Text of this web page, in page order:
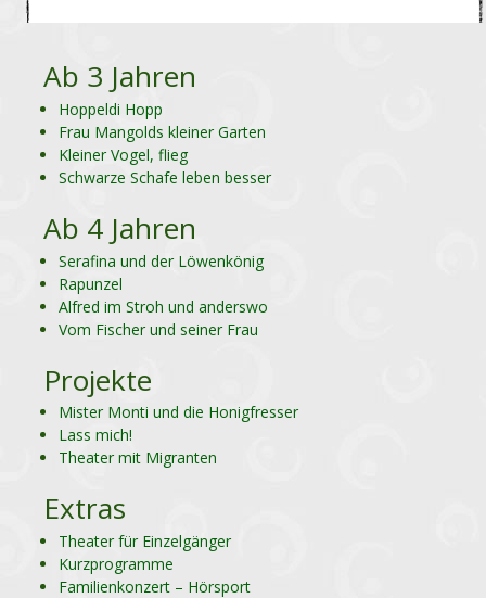
Ab 3 Jahren
Hoppeldi Hopp
Frau Mangolds kleiner Garten
Kleiner Vogel, flieg
Schwarze Schafe leben besser
Ab 4 Jahren
Serafina und der Löwenkönig
Rapunzel
Alfred im Stroh und anderswo
Vom Fischer und seiner Frau
Projekte
Mister Monti und die Honigfresser
Lass mich!
Theater mit Migranten
Extras
Theater für Einzelgänger
Kurzprogramme
Familienkonzert – Hörsport